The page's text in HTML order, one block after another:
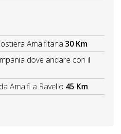
Amalfitana 30 Km
dove andare con il
Amalfi a Ravello 45 Km